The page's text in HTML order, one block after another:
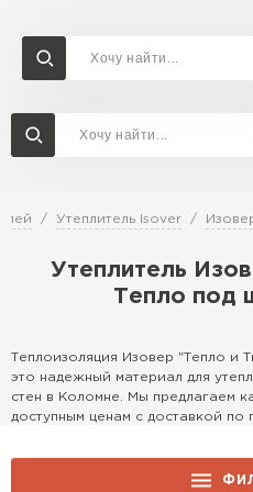
Утеплитель Isover
Утеплитель
Тепло под
Теплоизоляция Изовер "Тепло и
это надежный материал для
стен в Коломне. Мы предлагаем
доступным ценам с доставкой по
помещениях, обеспечивая тепло
Доставка и оплата
Перейти в каталог
Утеплитель
Утеплитель